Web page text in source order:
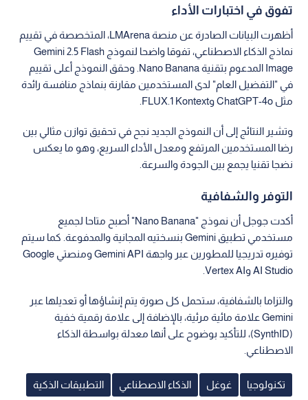
تفوق في اختبارات الأداء
أظهرت البيانات الصادرة عن منصة LMArena، المتخصصة في تقييم
نماذج الذكاء الاصطناعي، تفوقا واضحا لنموذج Gemini 2.5 Flash
Image المدعوم بتقنية Nano Banana. وحقق النموذج أعلى تقييم
في "التفضيل العام" لدى المستخدمين مقارنة بنماذج منافسة رائدة
مثل ChatGPT-4o وFLUX.1 Kontext.
وتشير النتائج إلى أن النموذج الجديد نجح في تحقيق توازن مثالي بين
رضا المستخدمين المرتفع ومعدل الأداء السريع، وهو ما يعكس
نضجا تقنيا يجمع بين الجودة والسرعة.
التوفر والشفافية
أكدت جوجل أن نموذج "Nano Banana" أصبح متاحا لجميع
مستخدمي تطبيق Gemini بنسختيه المجانية والمدفوعة. كما سيتم
توفيره تدريجيا للمطورين عبر واجهة Gemini API ومنصتي Google
AI Studio وVertex AI.
والتزاما بالشفافية، ستحمل كل صورة يتم إنشاؤها أو تعديلها عبر
Gemini علامة مائية مرئية، بالإضافة إلى علامة رقمية خفية
(SynthID)، للتأكيد بوضوح على أنها معدلة بواسطة الذكاء
الاصطناعي.
تكنولوجيا غوغل الذكاء الاصطناعي التطبيقات الذكية